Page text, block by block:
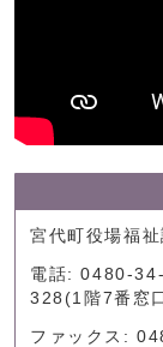
宮代町役場福
電話: 0480-
328(1階7番窓
ファックス: